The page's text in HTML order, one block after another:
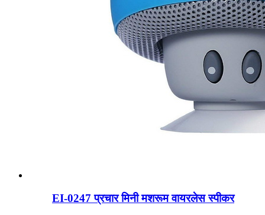
EI-0247 प्रचार मिनी मशरूम वायरलेस स्पीकर